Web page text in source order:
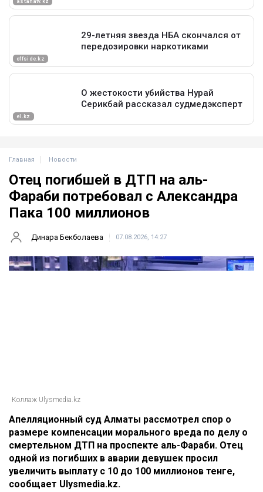
Главная Новости
Отец погибшей в ДТП на аль-
Фараби потребовал с Александра
Пака 100 миллионов
Динара Бекболаева 07.08.2026, 14:27
Коллаж Ulysmedia.kz
Апелляционный суд Алматы рассмотрел спор о
размере компенсации морального вреда по делу о
смертельном ДТП на проспекте аль-Фараби. Отец
одной из погибших в аварии девушек просил
увеличить выплату с 10 до 100 миллионов тенге,
сообщает Ulysmedia.kz.